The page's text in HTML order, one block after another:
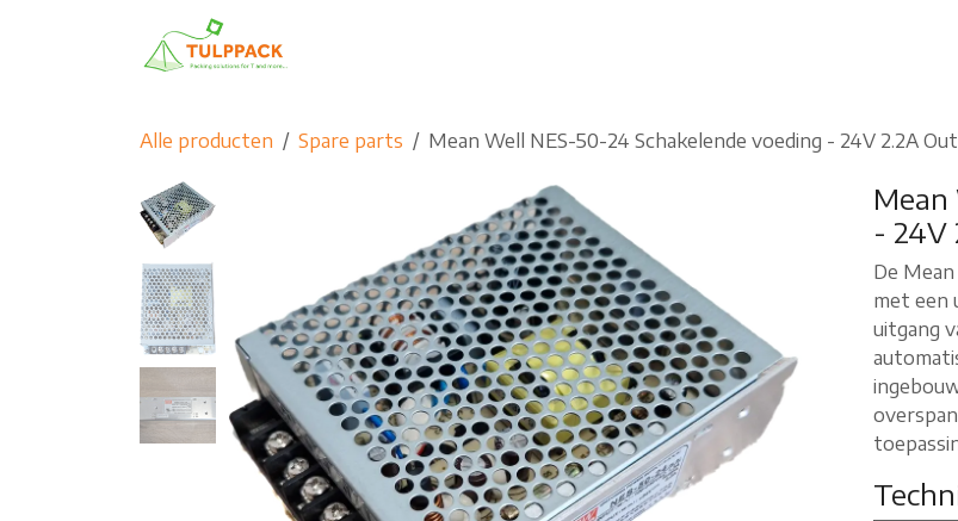
Alle producten Spare parts Mean Well NES-50-24 Schakelende voeding - 24V 2.2A
Mean
- 24V
De
met een
uitgang